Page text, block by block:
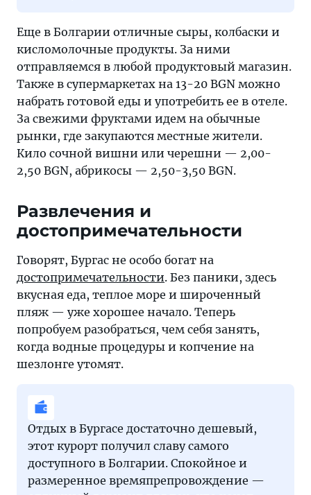
Еще в Болгарии отличные сыры, колбаски и
кисломолочные продукты. За ними
отправляемся в любой продуктовый магазин.
Также в супермаркетах на 13-20 BGN можно
набрать готовой еды и употребить ее в отеле.
За свежими фруктами идем на обычные
рынки, где закупаются местные жители.
Кило сочной вишни или черешни — 2,00-
2,50 BGN, абрикосы — 2,50-3,50 BGN.
Развлечения и
достопримечательности
Говорят, Бургас не особо богат на
достопримечательности. Без паники, здесь
вкусная еда, теплое море и широченный
пляж — уже хорошее начало. Теперь
попробуем разобраться, чем себя занять,
когда водные процедуры и копчение на
шезлонге утомят.
Отдых в Бургасе достаточно дешевый,
этот курорт получил славу самого
доступного в Болгарии. Спокойное и
размеренное времяпрепровождение —